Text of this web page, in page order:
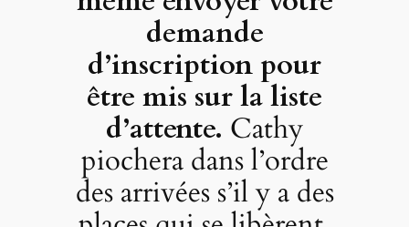
demande
d’inscription pour
être mis sur la liste
d’attente. Cathy
piochera dans l’ordre
des arrivées s’il y a des